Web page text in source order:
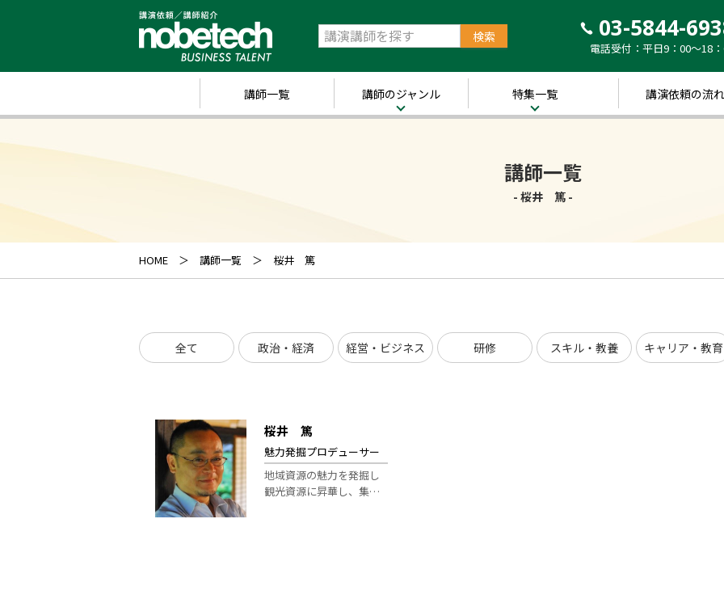
03-5844-
電話受付：平日9：00～18
講師一覧 講師のジャンル 特集一覧
～経営の“実践者”が
語る～ 講演のできる
経営者特集
y”において「10分講
講演依頼の流れ
講師一覧
- 桜井 篤 -
HOME 講師一覧 桜井 篤
全て 政治・経済 経営・ビジネス 研修 スキル・教養 キャリア・教育
桜井 篤
魅力発掘プロデューサー
地域資源の魅力を発掘し
観光資源に昇華し、集…